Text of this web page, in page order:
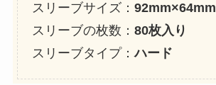
スリーブサイズ： 92mm×64mm
スリーブの枚数： 80枚入り
スリーブタイプ：ハード